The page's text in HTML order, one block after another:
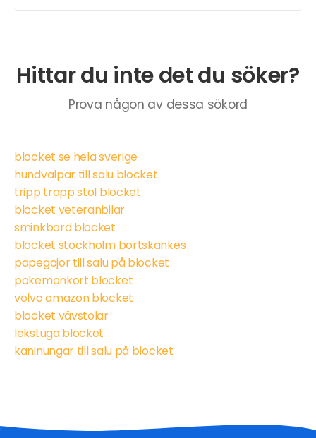
Hittar du inte det du söker?
Prova någon av dessa sökord
blocket se hela sverige
hundvalpar till salu blocket
tripp trapp stol blocket
blocket veteranbilar
sminkbord blocket
blocket stockholm bortskänkes
papegojor till salu på blocket
pokemonkort blocket
volvo amazon blocket
blocket vävstolar
lekstuga blocket
kaninungar till salu på blocket